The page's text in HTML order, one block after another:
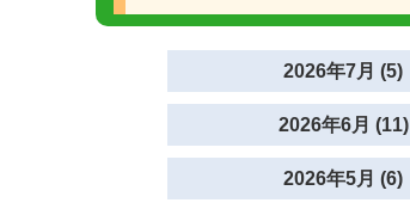
2026年7月 (5)
2026年6月 (11)
2026年5月 (6)